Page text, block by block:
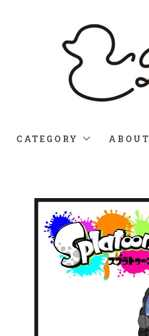
CATEGORY ABOUT